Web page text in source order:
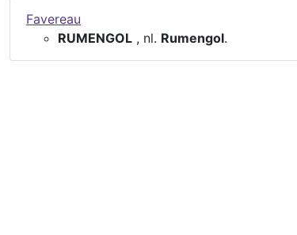
Favereau
RUMENGOL , nl. Rumengol.